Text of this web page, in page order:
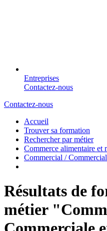
Entreprises
Contactez-nous
Contactez-nous
Accueil
Trouver sa formation
Rechercher par métier
Commerce alimentaire et
Commercial /
Résultats de
métier